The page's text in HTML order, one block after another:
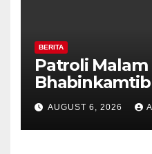
BERITA
Patroli Malam
Pilar
Perkuat
Diajak
AUGUST 6, 2026